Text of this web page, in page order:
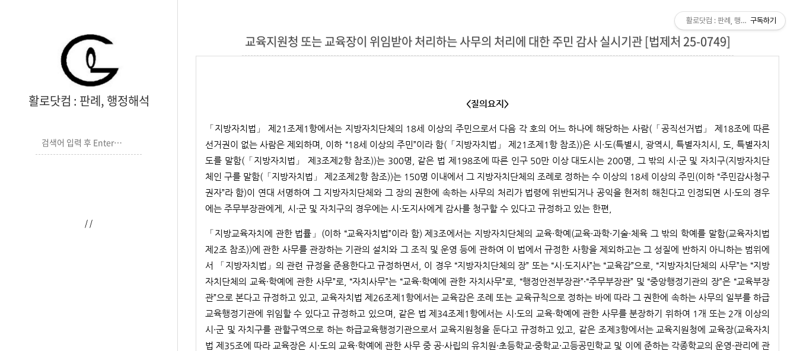
활로닷컴 : 판례, 행정해석
/ /
교육지원청 또는 교육장이 위임받아 처리하는 사무의 처리에 대한 주민 감사 실시기관 [법제처 25-0749]
<질의요지>
「지방자치법」 제21조제1항에서는 지방자치단체의 18세 이상의 주민으로서 다음 각 호의 어느 하나에 해당하는 사람(「공직선거법」 제18조에 따른
선거권이 없는 사람은 제외하며, 이하 “18세 이상의 주민”이라 함(「지방자치법」 제21조제1항 참조))은 시·도(특별시, 광역시, 특별자치시, 도, 특별자치
도를 말함(「지방자치법」 제3조제2항 참조))는 300명, 같은 법 제198조에 따른 인구 50만 이상 대도시는 200명, 그 밖의 시·군 및 자치구(지방자치단
체인 구를 말함(「지방자치법」 제2조제2항 참조))는 150명 이내에서 그 지방자치단체의 조례로 정하는 수 이상의 18세 이상의 주민(이하 “주민감사청구
권자”라 함)이 연대 서명하여 그 지방자치단체와 그 장의 권한에 속하는 사무의 처리가 법령에 위반되거나 공익을 현저히 해친다고 인정되면 시·도의 경우
에는 주무부장관에게, 시·군 및 자치구의 경우에는 시·도지사에게 감사를 청구할 수 있다고 규정하고 있는 한편,
「지방교육자치에 관한 법률」(이하 “교육자치법”이라 함) 제3조에서는 지방자치단체의 교육·학예(교육·과학·기술·체육 그 밖의 학예를 말함(교육자치법
제2조 참조))에 관한 사무를 관장하는 기관의 설치와 그 조직 및 운영 등에 관하여 이 법에서 규정한 사항을 제외하고는 그 성질에 반하지 아니하는 범위에
서 「지방자치법」의 관련 규정을 준용한다고 규정하면서, 이 경우 “지방자치단체의 장” 또는 “시·도지사”는 “교육감”으로, “지방자치단체의 사무”는 “지방
자치단체의 교육·학예에 관한 사무”로, “자치사무”는 “교육·학예에 관한 자치사무”로, “행정안전부장관”·“주무부장관” 및 “중앙행정기관의 장”은 “교육부장
관”으로 본다고 규정하고 있고, 교육자치법 제26조제1항에서는 교육감은 조례 또는 교육규칙으로 정하는 바에 따라 그 권한에 속하는 사무의 일부를 하급
교육행정기관에 위임할 수 있다고 규정하고 있으며, 같은 법 제34조제1항에서는 시·도의 교육·학예에 관한 사무를 분장하기 위하여 1개 또는 2개 이상의
시·군 및 자치구를 관할구역으로 하는 하급교육행정기관으로서 교육지원청을 둔다고 규정하고 있고, 같은 조제3항에서는 교육지원청에 교육장(교육자치
법 제35조에 따라 교육장은 시·도의 교육·학예에 관한 사무 중 공·사립의 유치원·초등학교·중학교·고등공민학교 및 이에 준하는 각종학교의 운영·관리에 관
활로닷컴 : 판례, 행정해석구독하기